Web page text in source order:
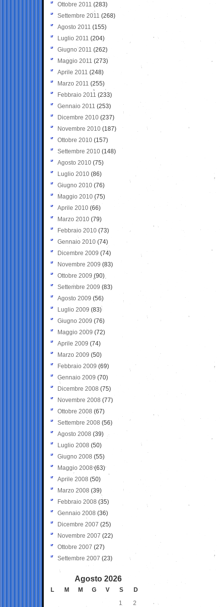
Ottobre 2011 (283)
Settembre 2011 (268)
Agosto 2011 (155)
Luglio 2011 (204)
Giugno 2011 (262)
Maggio 2011 (273)
Aprile 2011 (248)
Marzo 2011 (255)
Febbraio 2011 (233)
Gennaio 2011 (253)
Dicembre 2010 (237)
Novembre 2010 (187)
Ottobre 2010 (157)
Settembre 2010 (148)
Agosto 2010 (75)
Luglio 2010 (86)
Giugno 2010 (76)
Maggio 2010 (75)
Aprile 2010 (66)
Marzo 2010 (79)
Febbraio 2010 (73)
Gennaio 2010 (74)
Dicembre 2009 (74)
Novembre 2009 (83)
Ottobre 2009 (90)
Settembre 2009 (83)
Agosto 2009 (56)
Luglio 2009 (83)
Giugno 2009 (76)
Maggio 2009 (72)
Aprile 2009 (74)
Marzo 2009 (50)
Febbraio 2009 (69)
Gennaio 2009 (70)
Dicembre 2008 (75)
Novembre 2008 (77)
Ottobre 2008 (67)
Settembre 2008 (56)
Agosto 2008 (39)
Luglio 2008 (50)
Giugno 2008 (55)
Maggio 2008(63)
Aprile 2008 (50)
Marzo 2008 (39)
Febbraio 2008 (35)
Gennaio 2008 (36)
Dicembre 2007 (25)
Novembre 2007 (22)
Ottobre 2007 (27)
Settembre 2007 (23)
Agosto 2026
L M M G V S
D
1
2